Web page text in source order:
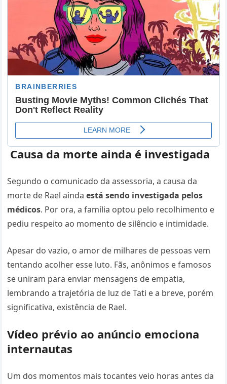
Causa da morte ainda é investigada
Segundo o comunicado da assessoria, a causa da
morte de Rael aindaestá sendo investigada pelos
médicos. Por ora, a família optou pelo recolhimento e
pediu respeito ao momento de silêncio e intimidade.
Apesar do vazio, o amor de milhares de pessoas vem
tentando acolher esse luto. Fãs, anônimos e famosos
se uniram para enviar mensagens de empatia,
lembrando a trajetória de luz de Tati e a breve, porém
significativa, existência de Rael.
Vídeo prévio ao anúncio emociona
internautas
Um dos momentos mais tocantes veio horas antes da